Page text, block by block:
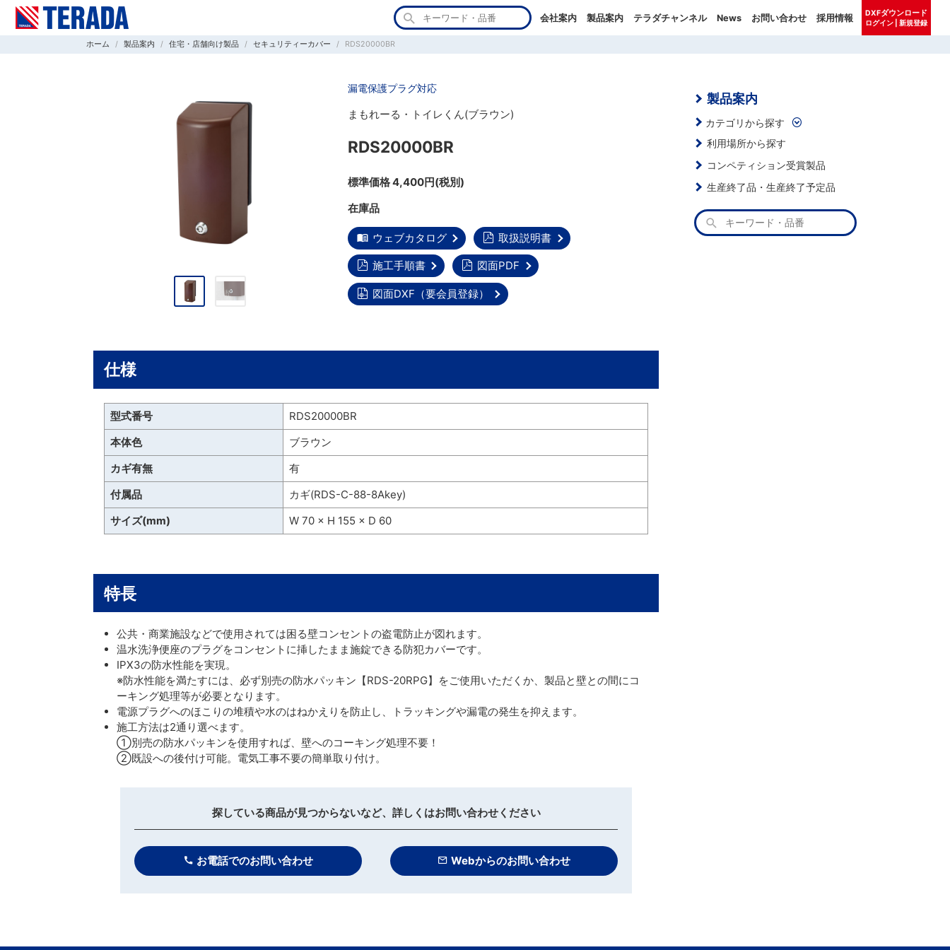
会社案内 製品案内 テラダチャンネル News お問い合わせ 採用情報 DXFダウンロード
ログイン | 新規登録
ホーム 製品案内 住宅・店舗向け製品 セキュリティーカバー RDS20000BR
漏電保護プラグ対応
まもれーる・トイレくん(ブラウン)
RDS20000BR
標準価格 4,400円(税別)
在庫品
ウェブカタログ 取扱説明書
施工手順書 図面PDF
図面DXF（要会員登録）
仕様
型式番号
RDS20000BR
本体色
ブラウン
カギ有無
有
付属品
カギ(RDS-C-88-8Akey)
サイズ(mm)
W 70 × H 155 × D 60
特長
公共・商業施設などで使用されては困る壁コンセントの盗電防止が図れます。
温水洗浄便座のプラグをコンセントに挿したまま施錠できる防犯カバーです。
IPX3の防水性能を実現。
※防水性能を満たすには、必ず別売の防水パッキン【RDS-20RPG】をご使用いただくか、製品と壁との間にコ
ーキング処理等が必要となります。
電源プラグへのほこりの堆積や水のはねかえりを防止し、トラッキングや漏電の発生を抑えます。
施工方法は2通り選べます。
①別売の防水パッキンを使用すれば、壁へのコーキング処理不要！
②既設への後付け可能。電気工事不要の簡単取り付け。
探している商品が見つからないなど、詳しくはお問い合わせください
お電話でのお問い合わせ Webからのお問い合わせ
製品案内
カテゴリから探す
利用場所から探す
コンペティション受賞製品
生産終了品・生産終了予定品